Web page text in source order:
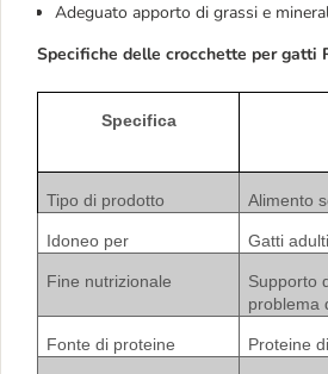
Adeguato apporto di grassi e
Specifiche delle crocchette per gatti
Specifica
Tipo di prodotto Alimento
Idoneo per Gatti adulti
Fine nutrizionale
Supporto
problema
Fonte di proteine Proteine